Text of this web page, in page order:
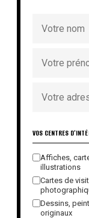
VOS CENTRES
Affiches,
illustrations
Cartes de
Dessins,
originaux